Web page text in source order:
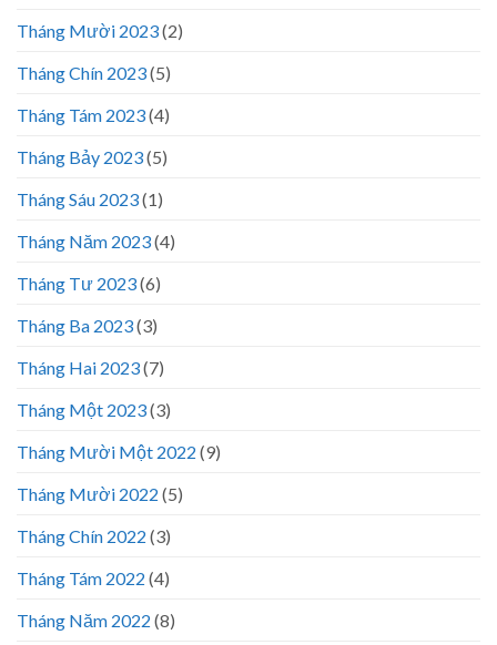
Tháng Mười 2023(2)
Tháng Chín 2023(5)
Tháng Tám 2023(4)
Tháng Bảy 2023(5)
Tháng Sáu 2023(1)
Tháng Năm 2023(4)
Tháng Tư 2023(6)
Tháng Ba 2023(3)
Tháng Hai 2023(7)
Tháng Một 2023(3)
Tháng Mười Một 2022 (9)
Tháng Mười 2022 (5)
Tháng Chín 2022 (3)
Tháng Tám 2022 (4)
Tháng Năm 2022 (8)